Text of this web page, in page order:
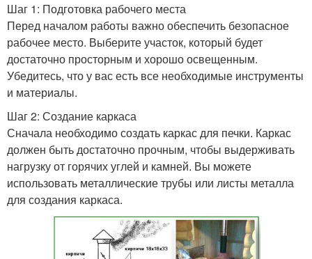
Шаг 1: Подготовка рабочего места
Перед началом работы важно обеспечить безопасное
рабочее место. Выберите участок, который будет
достаточно просторным и хорошо освещенным.
Убедитесь, что у вас есть все необходимые инструменты
и материалы.
Шаг 2: Создание каркаса
Сначала необходимо создать каркас для печки. Каркас
должен быть достаточно прочным, чтобы выдерживать
нагрузку от горячих углей и камней. Вы можете
использовать металлические трубы или листы металла
для создания каркаса.